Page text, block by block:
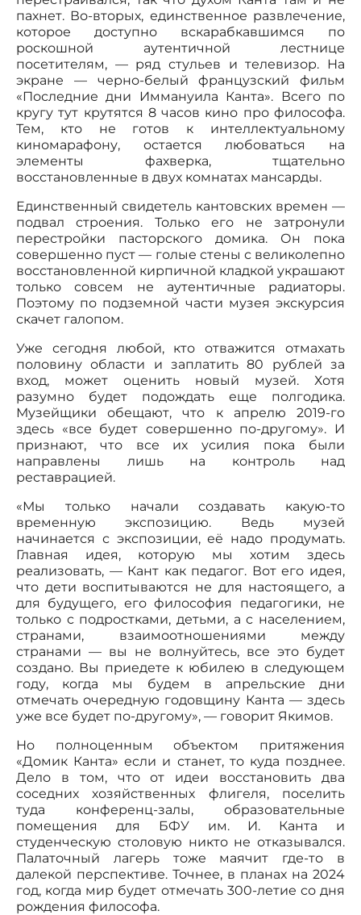
пахнет. Во-вторых, единственное развлечение,
которое доступно вскарабкавшимся по
роскошной аутентичной лестнице
посетителям, — ряд стульев и телевизор. На
экране — черно-белый французский фильм
«Последние дни Иммануила Канта». Всего по
кругу тут крутятся 8 часов кино про философа.
Тем, кто не готов к интеллектуальному
киномарафону, остается любоваться на
элементы фахверка, тщательно
восстановленные в двух комнатах мансарды.
Единственный свидетель кантовских времен —
подвал строения. Только его не затронули
перестройки пасторского домика. Он пока
совершенно пуст — голые стены с великолепно
восстановленной кирпичной кладкой украшают
только совсем не аутентичные радиаторы.
Поэтому по подземной части музея экскурсия
скачет галопом.
Уже сегодня любой, кто отважится отмахать
половину области и заплатить 80 рублей за
вход, может оценить новый музей. Хотя
разумно будет подождать еще полгодика.
Музейщики обещают, что к апрелю 2019-го
здесь «все будет совершенно по-другому». И
признают, что все их усилия пока были
направлены лишь на контроль над
реставрацией.
«Мы только начали создавать какую-то
временную экспозицию. Ведь музей
начинается с экспозиции, её надо продумать.
Главная идея, которую мы хотим здесь
реализовать, — Кант как педагог. Вот его идея,
что дети воспитываются не для настоящего, а
для будущего, его философия педагогики, не
только с подростками, детьми, а с населением,
странами, взаимоотношениями между
странами — вы не волнуйтесь, все это будет
создано. Вы приедете к юбилею в следующем
году, когда мы будем в апрельские дни
отмечать очередную годовщину Канта — здесь
уже все будет по-другому», — говорит Якимов.
Но полноценным объектом притяжения
«Домик Канта» если и станет, то куда позднее.
Дело в том, что от идеи восстановить два
соседних хозяйственных флигеля, поселить
туда конференц-залы, образовательные
помещения для БФУ им. И. Канта и
студенческую столовую никто не отказывался.
Палаточный лагерь тоже маячит где-то в
далекой перспективе. Точнее, в планах на 2024
год, когда мир будет отмечать 300-летие со дня
рождения философа.